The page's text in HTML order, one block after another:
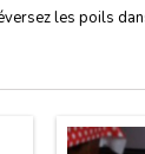
les poils